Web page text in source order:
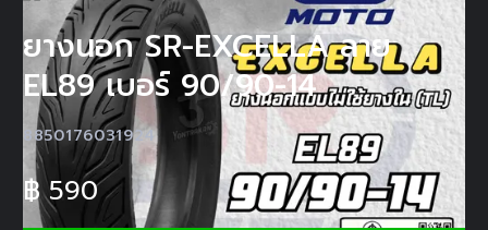
ยางนอก SR-EXCELLA ลาย
EL89 เบอร์ 90/90-14
8850176031924
฿ 590